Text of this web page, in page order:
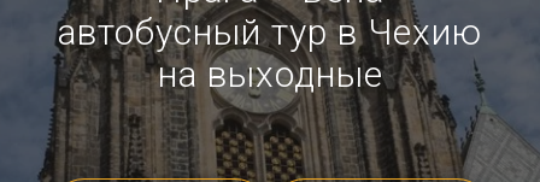
автобусный тур в Чехию
на выходные